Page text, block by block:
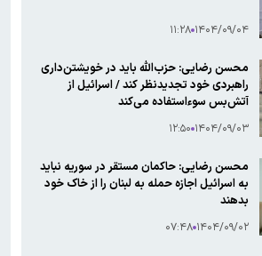
۱۴۰۴/۰۹/۰۴ ۱۱:۲۸
محسن رضایی: حزب‌الله باید در خویشتن‌داری
راهبردی خود تجدید‌نظر کند‌ / اسرائیل از
آتش‌بس سوءاستفاده می‌کند
۱۴۰۴/۰۹/۰۳ ۱۲:۵۰
محسن رضایی: حاکمان مستقر در سوریه نباید
به اسرائیل اجازه حمله به لبنان را از خاک خود
بدهند
۱۴۰۴/۰۹/۰۲ ۰۷:۴۸